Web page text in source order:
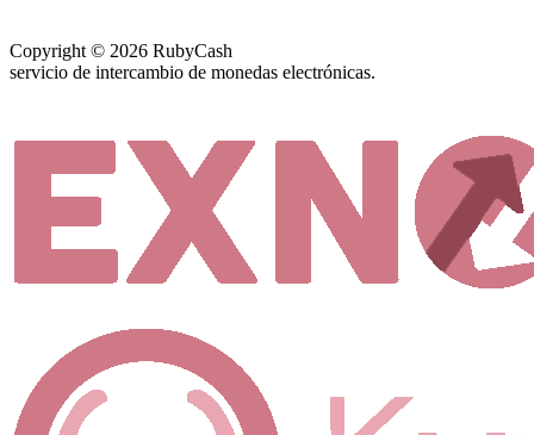
Copyright © 2026 RubyCash
servicio de intercambio de monedas electrónicas.